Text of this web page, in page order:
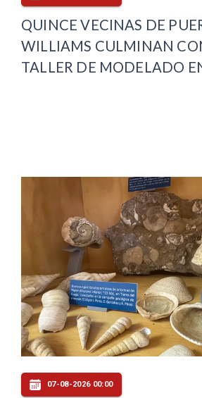
QUINCE VECINAS DE
WILLIAMS CULMINAN
TALLER DE MODELADO
07-08-2026 00:00